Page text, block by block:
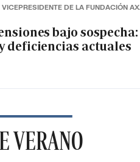
bajo sospecha:
deficiencias actuales
VICEPRESIDENTE DE LA FUNDACIÓN
VERANO